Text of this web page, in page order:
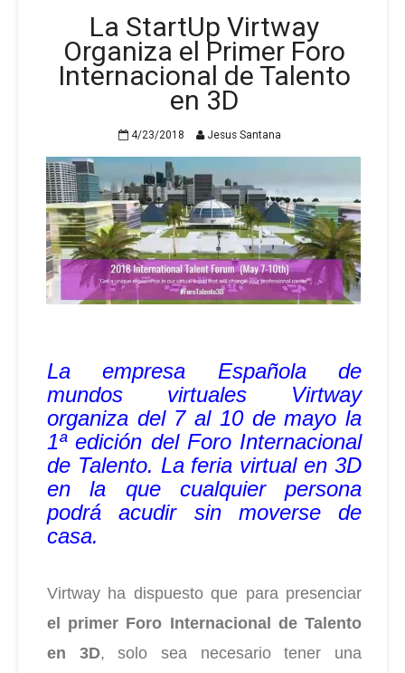
La StartUp Virtway
Organiza el Primer Foro
Internacional de Talento
en 3D
4/23/2018 Jesus Santana
La empresa Española de
mundos virtuales Virtway
organiza del 7 al 10 de mayo la
1ªedición del Foro Internacional
de Talento. La feria virtual en 3D
en la que cualquier persona
podrá acudir sin moverse de
casa.
Virtway ha dispuesto que para presenciar
el primer Foro Internacional de Talento
en 3D,solo sea necesario tener una